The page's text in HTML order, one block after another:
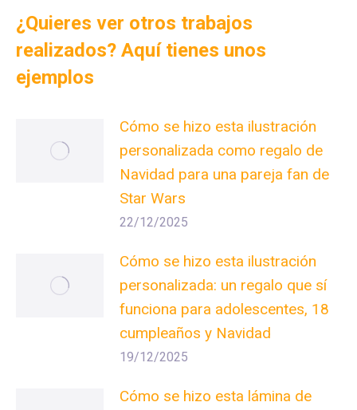
¿Quieres ver otros trabajos
realizados? Aquí tienes unos
ejemplos
Cómo se hizo esta ilustración
personalizada como regalo de
Navidad para una pareja fan de
Star Wars
22/12/2025
Cómo se hizo esta ilustración
personalizada: un regalo que sí
funciona para adolescentes, 18
cumpleaños y Navidad
19/12/2025
Cómo se hizo esta lámina de